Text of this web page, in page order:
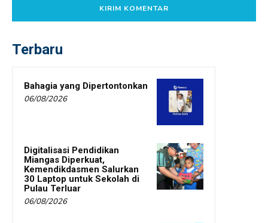
Terbaru
Bahagia yang Dipertontonkan
06/08/2026
Digitalisasi Pendidikan
Miangas Diperkuat,
Kemendikdasmen Salurkan
30 Laptop untuk Sekolah di
Pulau Terluar
06/08/2026